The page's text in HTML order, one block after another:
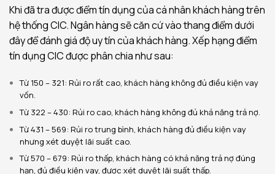
Khi đã tra được điểm tín dụng của cá nhân khách hàng trên
hệ thống CIC. Ngân hàng sẽ căn cứ vào thang điểm dưới
đây để đánh giá độ uy tín của khách hàng. Xếp hạng điểm
tín dụng CIC được phân chia như sau:
Từ 150 – 321: Rủi ro rất cao, khách hàng không đủ điều kiện vay
vốn.
Từ 322 – 430: Rủi ro cao, khách hàng không đủ khả năng trả nợ.
Từ 431 – 569: Rủi ro trung bình, khách hàng đủ điều kiện vay
nhưng xét duyệt lãi suất cao.
Từ 570 – 679: Rủi ro thấp, khách hàng có khả năng trả nợ đúng
hạn, đủ điều kiện vay, được xét duyệt lãi suất thấp.